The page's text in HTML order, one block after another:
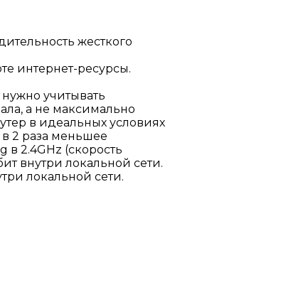
жесткого
интернет-ресурсы.
учитывать
а не максимально
в идеальных условиях
2 раза меньшее
в 2.4GHz (скорость
внутри локальной сети.
локальной сети.